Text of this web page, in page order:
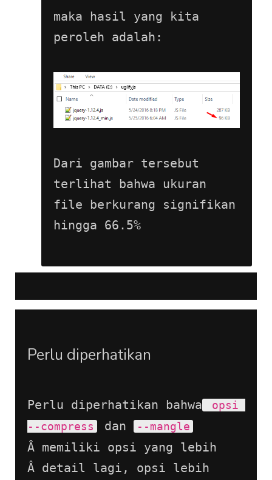
maka hasil yang kita
peroleh adalah:
Dari gambar tersebut
terlihat bahwa ukuran
file berkurang signifikan
hingga 66.5%
Perlu diperhatikan
Perlu diperhatikan bahwa
opsi
--compress
dan --mangle
Â memiliki opsi yang lebih
Â detail lagi, opsi lebih